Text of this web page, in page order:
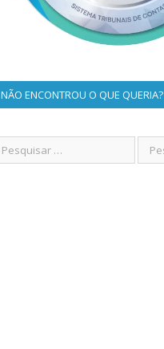
NÃO ENCONTROU O QUE QUERIA?